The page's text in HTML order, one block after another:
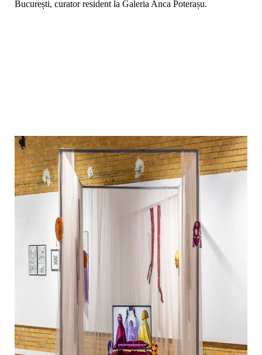
București, curator resident la Galeria Anca Poterașu.